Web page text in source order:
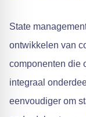
State
ontwikkelen van
componenten die
integraal
eenvoudiger om